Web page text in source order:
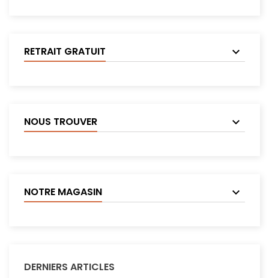
RETRAIT GRATUIT
NOUS TROUVER
NOTRE MAGASIN
DERNIERS ARTICLES